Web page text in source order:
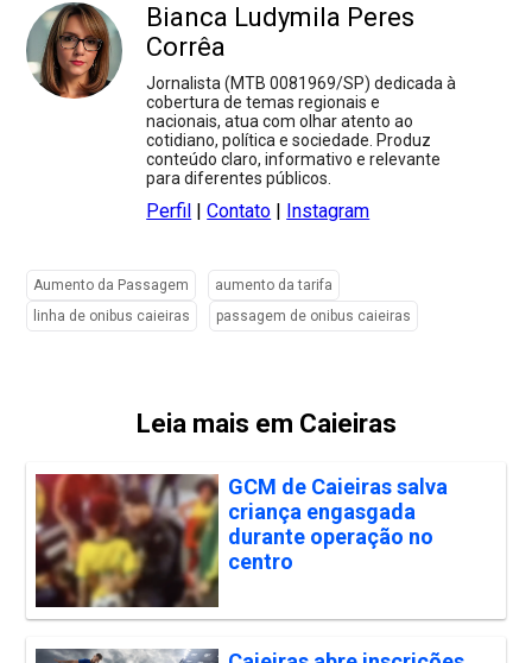
Bianca Ludymila Peres
Corrêa
Jornalista (MTB 0081969/SP) dedicada à
cobertura de temas regionais e
nacionais, atua com olhar atento ao
cotidiano, política e sociedade. Produz
conteúdo claro, informativo e relevante
para diferentes públicos.
Perfil |Contato Instagram
Aumento da Passagem
aumento da tarifa
linha de onibus caieiras
passagem de onibus caieiras
Leia mais em Caieiras
GCM de Caieiras salva
criança engasgada
durante operação no
centro